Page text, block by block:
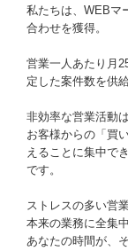
私たちは、WEBマ
合わせを獲得。
営業一人あたり月
定した案件数を供
非効率な営業活動
お客様からの「買
えることに集中で
です。
ストレスの多い営
本来の業務に全集中
あなたの時間が、